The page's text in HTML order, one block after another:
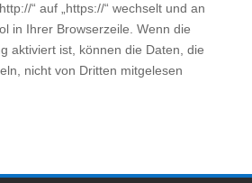
“ auf „https://“ wechselt und an
in Ihrer Browserzeile. Wenn die
aktiviert ist, können die Daten, die
nicht von Dritten mitgelesen